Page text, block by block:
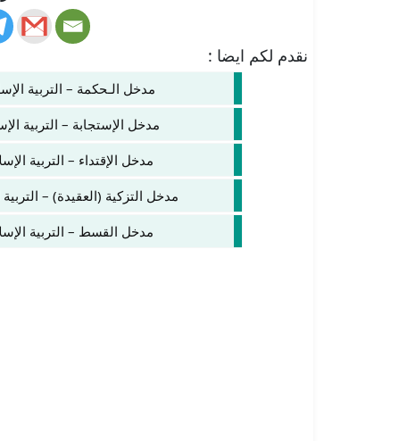
نقدم لكم ايضا :
مدخل الـحكمة – التربية
مدخل الإستجابة – التربية
مدخل الإقتداء – التربية
مدخل التزكية (العقيدة) –
مدخل القسط – التربية